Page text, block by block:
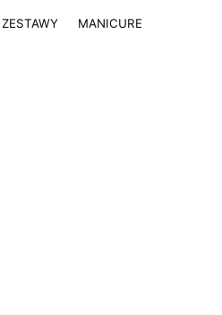
ZESTAWY MANICURE